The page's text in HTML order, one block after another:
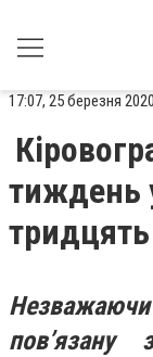
17:07, 25 березня
тиждень
пов’язану